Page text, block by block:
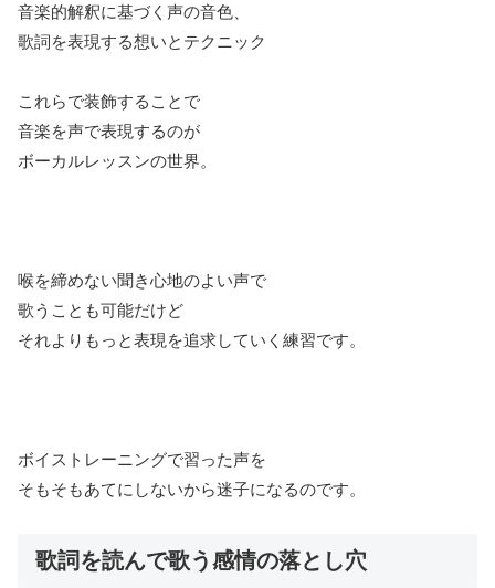
音楽的解釈に基づく声の音色、
歌詞を表現する想いとテクニック
これらで装飾することで
音楽を声で表現するのが
ボーカルレッスンの世界。
喉を締めない聞き心地のよい声で
歌うことも可能だけど
それよりもっと表現を追求していく練習です。
ボイストレーニングで習った声を
そもそもあてにしないから迷子になるのです。
歌詞を読んで歌う感情の落とし穴